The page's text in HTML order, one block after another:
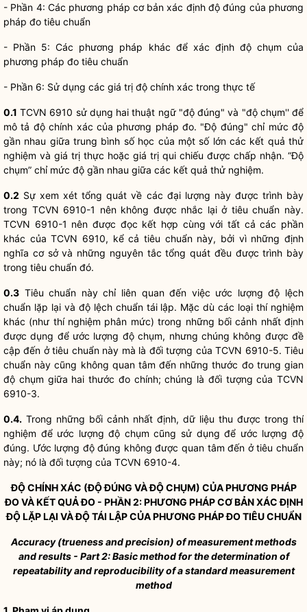
- Phần 4: Các phương pháp cơ bản xác định độ đúng của phương
pháp đo tiêu chuẩn
- Phần 5: Các phương pháp khác để xác định độ chụm của
phương pháp đo tiêu chuẩn
- Phần 6: Sử dụng các giá trị độ chính xác trong thực tế
0.1 TCVN 6910 sử dụng hai thuật ngữ "độ đúng" và "độ chụm'' để
mô tả độ chính xác của phương pháp đo. "Độ đúng" chỉ mức độ
gần nhau giữa trung bình số học của một số lớn các kết quả thử
nghiệm và giá trị thực hoặc giá trị qui chiếu được chấp nhận. “Độ
chụm” chỉ mức độ gần nhau giữa các kết quả thử nghiệm.
0.2 Sự xem xét tổng quát về các đại lượng này được trình bày
trong TCVN 6910-1 nên không được nhắc lại ở tiêu chuẩn này.
TCVN 6910-1 nên được đọc kết hợp cùng với tất cả các phần
khác của TCVN 6910, kể cả tiêu chuẩn này, bởi vì những định
nghĩa cơ sở và những nguyên tắc tổng quát đều được trình bày
trong tiêu chuẩn đó.
0.3 Tiêu chuẩn này chỉ liên quan đến việc ước lượng độ lệch
chuẩn lặp lại và độ lệch chuẩn tái lập. Mặc dù các loại thí nghiệm
khác (như thí nghiệm phân mức) trong những bối cảnh nhất định
được dụng để ước lượng độ chụm, nhưng chúng không được đề
cập đến ở tiêu chuẩn này mà là đối tượng của TCVN 6910-5. Tiêu
chuẩn này cũng không quan tâm đến những thước đo trung gian
độ chụm giữa hai thước đo chính; chúng là đối tượng của TCVN
6910-3.
0.4. Trong những bối cảnh nhất định, dữ liệu thu được trong thí
nghiệm để ước lượng độ chụm cũng sử dụng để ước lượng độ
đúng. Ước lượng độ đúng không được quan tâm đến ở tiêu chuẩn
này; nó là đối tượng của TCVN 6910-4.
ĐỘ CHÍNH XÁC (ĐỘ ĐÚNG VÀ ĐỘ CHỤM) CỦA PHƯƠNG PHÁP
ĐO VÀ KẾT QUẢ ĐO - PHẦN 2: PHƯƠNG PHÁP CƠ BẢN XÁC ĐỊNH
ĐỘ LẶP LẠI VÀ ĐỘ TÁI LẬP CỦA PHƯƠNG PHÁP ĐO TIÊU CHUẨN
Accuracy (trueness and precision) ofmeasurement methods
and results - Part 2: Basic method for the determination of
repeatability and reproducibility of astandard measurement
method